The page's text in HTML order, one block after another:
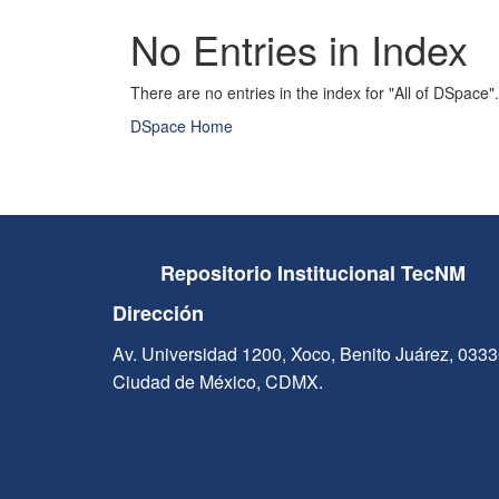
No Entries in Index
There are no entries in the index for "All of DSpace".
DSpace Home
Repositorio Institucional TecNM
Dirección
Av. Universidad 1200, Xoco, Benito Juárez,
Ciudad de México, CDMX.